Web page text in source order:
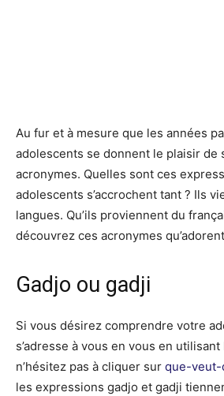
Au fur et à mesure que les années
adolescents se donnent le plaisir de
acronymes. Quelles sont ces
adolescents s’accrochent tant ? Ils
langues. Qu’ils proviennent du
découvrez ces acronymes
Gadjo ou gadji
Si vous désirez comprendre votre
s’adresse à vous en vous en
n’hésitez pas à cliquer sur que-veut-
les expressions gadjo et gadji